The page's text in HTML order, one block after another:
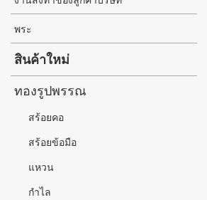
พระ
สินค้าใหม่
ทองรูปพรรณ
สร้อยคอ
สร้อยข้อมือ
แหวน
กำไล